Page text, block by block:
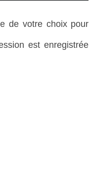
de votre choix pour
est enregistrée